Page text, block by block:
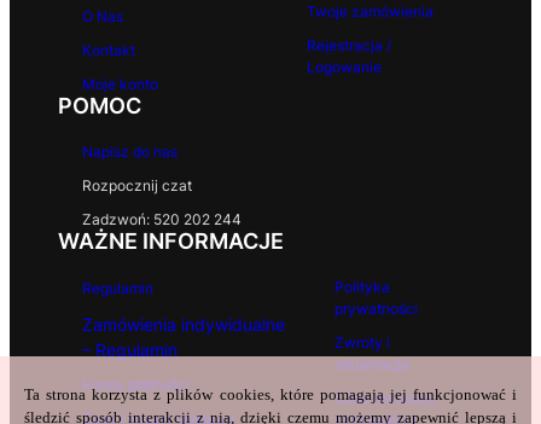
O Nas
Kontakt
Moje konto
Twoje zamówienia
Rejestracja /
Logowanie
POMOC
Napisz do nas
Rozpocznij czat
Zadzwoń: 520 202 244
WAŻNE INFORMACJE
Regulamin
Zamówienia indywidualne
– Regulamin
Formy płatności
Czas i koszty dostawy
Polityka
prywatności
Zwroty i
reklamacje
Czas realizacji
zamówienia
Ta strona korzysta z plików cookies, które pomagają jej funkcjonować i
śledzić sposób interakcji z nią, dzięki czemu możemy zapewnić lepszą i